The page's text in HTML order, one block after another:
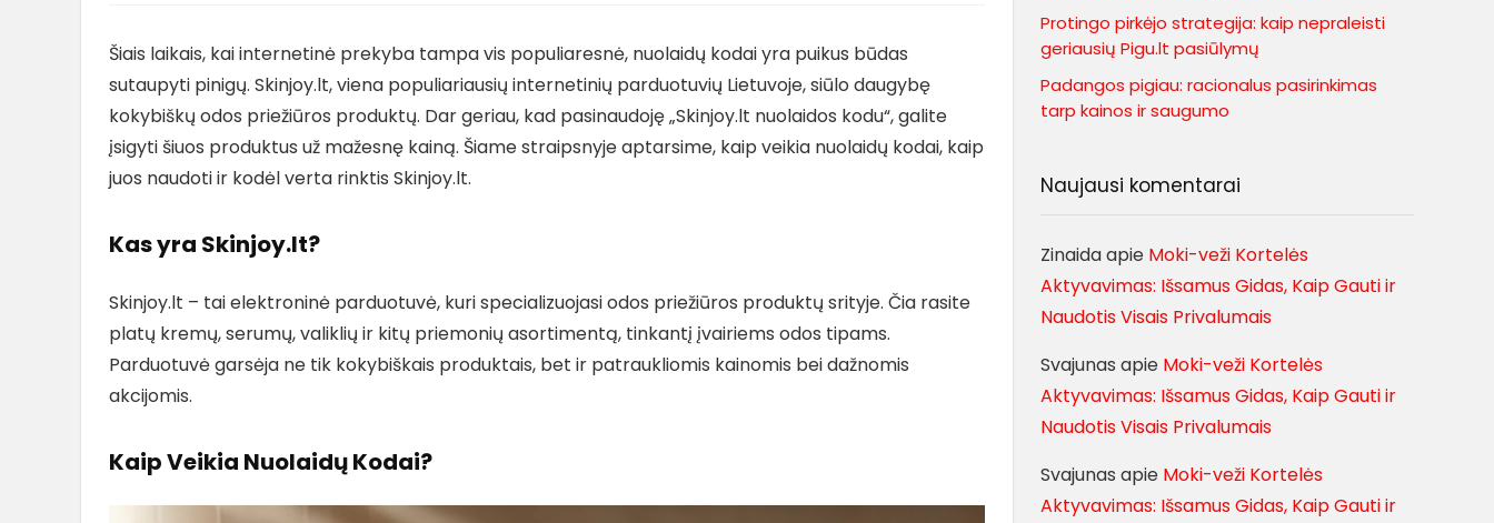
Šiais laikais, kai internetinė prekyba tampa vis populiaresnė, nuolaidų kodai yra puikus būdas
sutaupyti pinigų. Skinjoy.lt, viena populiariausių internetinių parduotuvių Lietuvoje, siūlo daugybę
kokybiškų odos priežiūros produktų. Dar geriau, kad pasinaudoję „Skinjoy.lt nuolaidos kodu“, galite
įsigyti šiuos produktus už mažesnę kainą. Šiame straipsnyje aptarsime, kaip veikia nuolaidų kodai, kaip
juos naudoti ir kodėl verta rinktis Skinjoy.lt.
Kas yra Skinjoy.lt?
Skinjoy.lt – tai elektroninė parduotuvė, kuri specializuojasi odos priežiūros produktų srityje. Čia rasite
platų kremų, serumų, valiklių ir kitų priemonių asortimentą, tinkantį įvairiems odos tipams.
Parduotuvė garsėja ne tik kokybiškais produktais, bet ir patraukliomis kainomis bei dažnomis
akcijomis.
Kaip Veikia Nuolaidų Kodai?
Protingo pirkėjo strategija: kaip nepraleisti
geriausių Pigu.lt pasiūlymų
Padangos pigiau: racionalus pasirinkimas
tarp kainos ir saugumo
Naujausi komentarai
Zinaidaapie Moki-veži Kortelės
Aktyvavimas: Išsamus Gidas, Kaip Gauti ir
Naudotis Visais Privalumais
Svajunas apie Moki-veži Kortelės
Aktyvavimas: Išsamus Gidas, Kaip Gauti ir
Naudotis Visais Privalumais
Svajunas apie Moki-veži Kortelės
Aktyvavimas: Išsamus Gidas, Kaip Gauti ir